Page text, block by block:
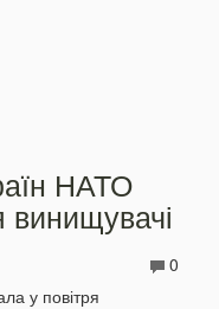
НАТО
винищувачі
0